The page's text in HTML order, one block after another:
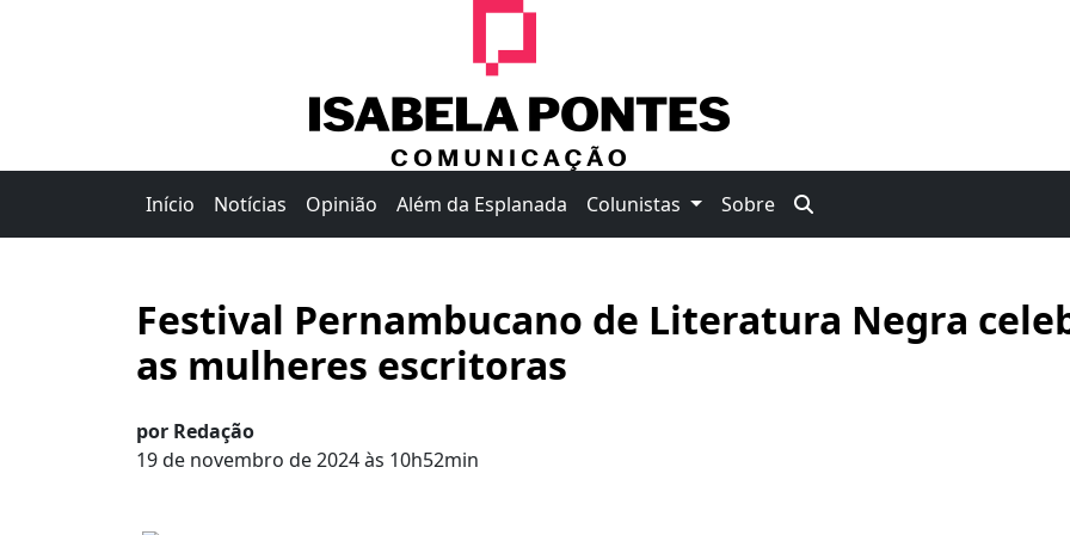
Início Notícias Opinião Além da Esplanada Colunistas Sobre
Festival Pernambucano de Literatura Negra
as mulheres escritoras
por Redação
19 de novembro de 2024 às 10h52min